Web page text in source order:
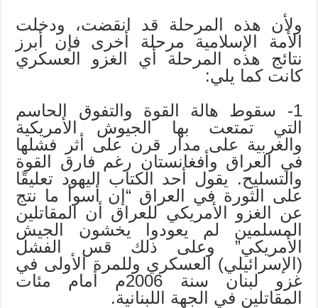
ولأن هذه المرحلة قد انقضت، ودخلت
الأمة الإسلامية مرحلة أخرى فإن أبرز
نتائج هذه المرحلة أي الغزو العسكري
كانت كما يلي:
1- سقوط هالة القوة والتفوق الحاسم
التي تمتعت بها الجيوش الأمريكية
والغربية على مدار قرن على أثر فشلها
في العراق وأفغانستان رغم فارق القوة
والتسليح. يقول أحد الكتاب اليهود تعليقًا
على الثورة في العراق “إن أسوأ ما نتج
عن الغزو الأمريكي للعراق أن المقاتلين
المسلمين لم يعودوا يخشون الجيش
الأمريكي” وعلى ذلك قس الفشل
(الإسرائيلي) العسكري وللمرة الأولى في
غزو لبنان سنة 2006م أمام مئات
المقاتلين في الجهة اللبنانية.